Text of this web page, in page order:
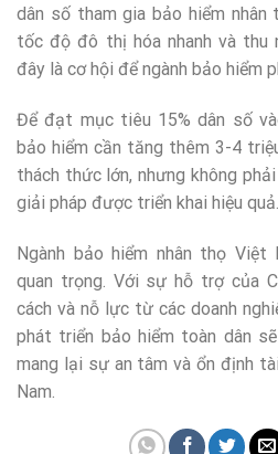
dân số tham gia bảo hiểm nhân
tốc độ đô thị hóa nhanh và thu
đây là cơ hội để ngành bảo hiểm
Để đạt mục tiêu 15% dân số
bảo hiểm cần tăng thêm 3-4
thách thức lớn, nhưng không
giải pháp được triển khai hiệu quả.
Ngành bảo hiểm nhân thọ
quan trọng. Với sự hỗ trợ của
cách và nỗ lực từ các doanh
phát triển bảo hiểm toàn dân
mang lại sự an tâm và ổn định
Nam.